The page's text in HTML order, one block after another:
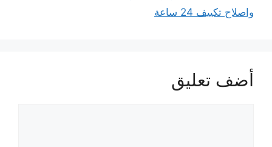
واصلاح تكييف 24 ساعة
أضف تعليق